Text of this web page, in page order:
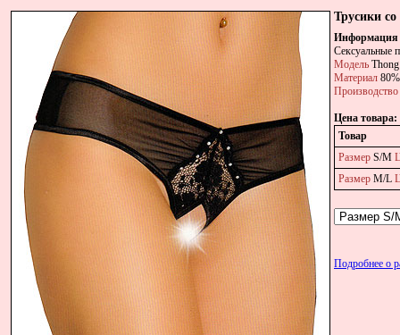
Трусики со
Информация
Сексуальные
Модель Thong
Материал
Производство
Цена товара:
Товар
Размер S/M
Размер M/L
Подробнее о